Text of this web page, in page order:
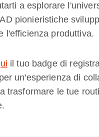
a esplorare
pionieristiche
l'efficienza produttiva.
il tuo badge di
un'esperienza di
trasformare le tue